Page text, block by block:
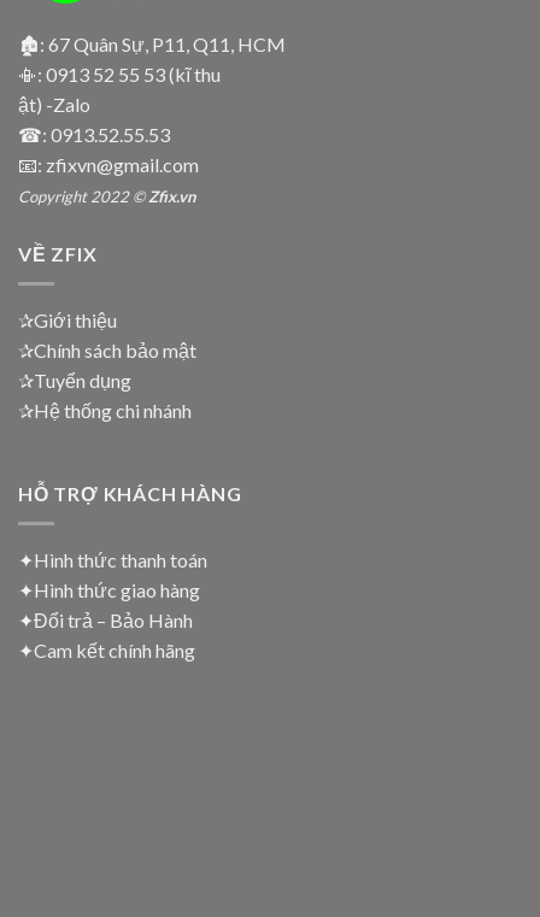
🏚: 67 Quân Sự, P11, Q11, HCM
📳: 0913 52 55 53 (kĩ thu
ật) -Zalo
☎: 0913.52.55.53
📧: zfixvn@gmail.com
Copyright 2022 ©Zfix.vn
VỀ ZFIX
✰Giới thiệu
✰Chính sách bảo mật
✰Tuyển dụng
✰Hệ thống chi nhánh
HỖ TRỢ KHÁCH HÀNG
✦Hình thức thanh toán
✦Hình thức giao hàng
✦Đổi trả – Bảo Hành
✦Cam kết chính hãng